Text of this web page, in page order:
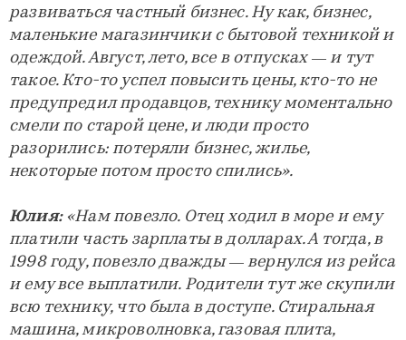
развиваться частный бизнес. Ну как, бизнес,
маленькие магазинчики с бытовой техникой и
одеждой. Август, лето, все в отпусках — и тут
такое. Кто-то успел повысить цены, кто-то не
предупредил продавцов, технику моментально
смели по старой цене, и люди просто
разорились: потеряли бизнес, жилье,
некоторые потом просто спились».
Юлия:«Нам повезло. Отец ходил в море и ему
платили часть зарплаты в долларах. А тогда, в
1998 году, повезло дважды — вернулся из рейса
и ему все выплатили. Родители тут же скупили
всю технику, что была в доступе. Стиральная
машина, микроволновка, газовая плита,